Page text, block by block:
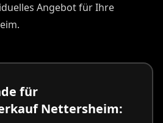
Angebot für Ihre
für
Nettersheim: